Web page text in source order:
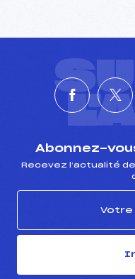
Abonnez-
Recevez l’actualité